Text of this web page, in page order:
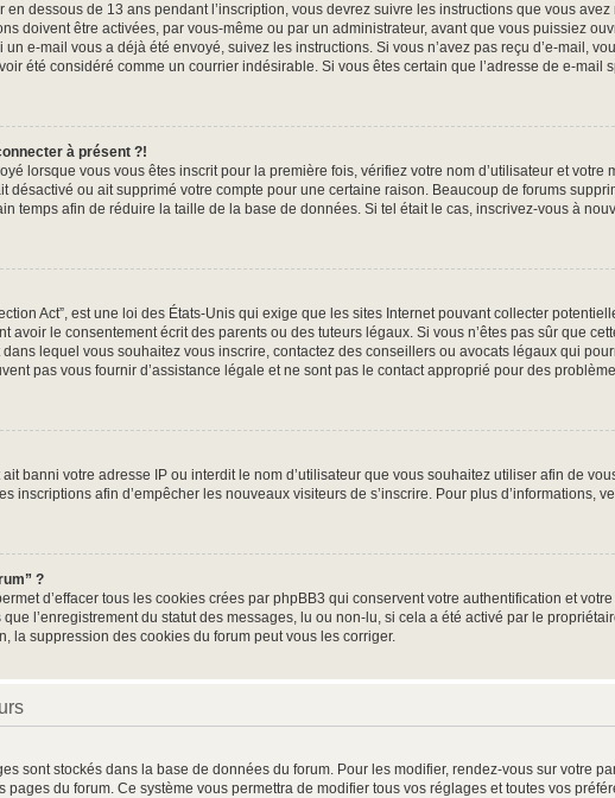
en dessous de 13 ans pendant l’inscription, vous devrez suivre les instructions que vous
doivent être activées, par vous-même ou par un administrateur, avant que vous puissiez
e-mail vous a déjà été envoyé, suivez les instructions. Si vous n’avez pas reçu d’e-mail,
été considéré comme un courrier indésirable. Si vous êtes certain que l’adresse de e-mail
à présent ?!
lorsque vous vous êtes inscrit pour la première fois, vérifiez votre nom d’utilisateur et votre
désactivé ou ait supprimé votre compte pour une certaine raison. Beaucoup de forums
temps afin de réduire la taille de la base de données. Si tel était le cas, inscrivez-vous à
Act”, est une loi des États-Unis qui exige que les sites Internet pouvant collecter
avoir le consentement écrit des parents ou des tuteurs légaux. Si vous n’êtes pas sûr que
lequel vous souhaitez vous inscrire, contactez des conseillers ou avocats légaux qui
pas vous fournir d’assistance légale et ne sont pas le contact approprié pour des
banni votre adresse IP ou interdit le nom d’utilisateur que vous souhaitez utiliser afin de
inscriptions afin d’empêcher les nouveaux visiteurs de s’inscrire. Pour plus d’informations,
?
d’effacer tous les cookies crées par phpBB3 qui conservent votre authentification et
l’enregistrement du statut des messages, lu ou non-lu, si cela a été activé par le
la suppression des cookies du forum peut vous les corriger.
sont stockés dans la base de données du forum. Pour les modifier, rendez-vous sur votre
pages du forum. Ce système vous permettra de modifier tous vos réglages et toutes vos